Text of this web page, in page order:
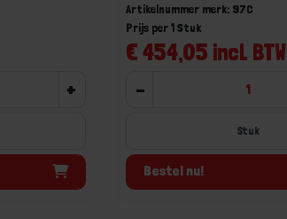
+
Artikelnummer merk: 97C
€ 454,05 incl. BTW
Prijs per 1 Stuk
-
Stuk
Bestel nu!